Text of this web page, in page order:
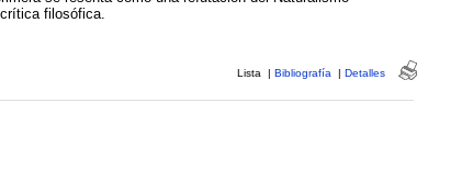
filosófica.
Lista | Bibliografía | Detalles